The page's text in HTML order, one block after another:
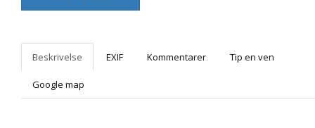
Beskrivelse EXIF Kommentarer Tip en ven
Google map